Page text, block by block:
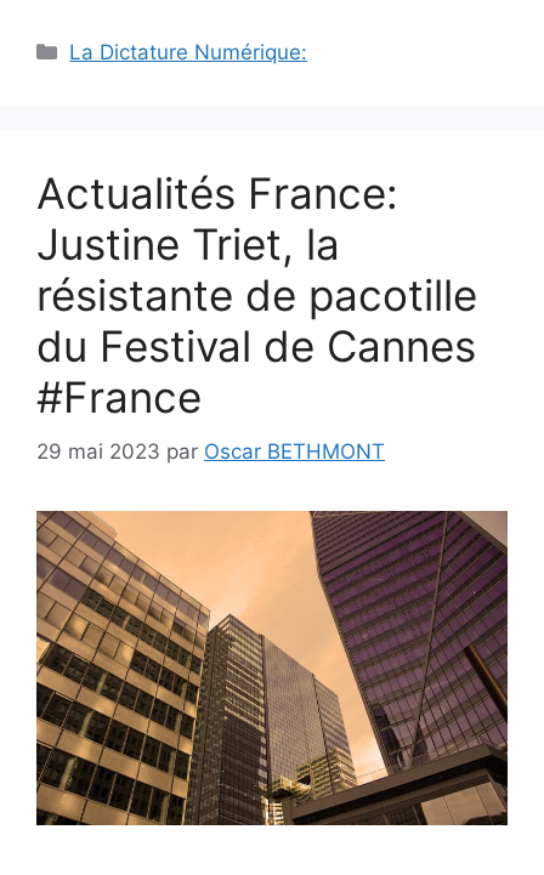
Catégories
La Dictature Numérique:
Actualités France:
Justine Triet, la
résistante de pacotille
du Festival de Cannes
#France
29 mai 2023 par Oscar BETHMONT